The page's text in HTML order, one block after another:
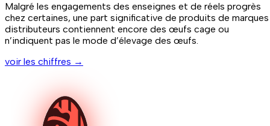
Malgré les engagements des enseignes et de réels progrès
chez certaines, une part significative de produits de marques
distributeurs contiennent encore des œufs cage ou
n’indiquent pas le mode d’élevage des œufs.
voir les chiffres →